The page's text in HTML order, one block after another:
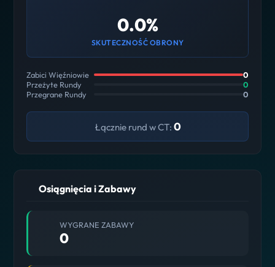
0.0%
SKUTECZNOŚĆ OBRONY
Zabici Więźniowie
0
Przeżyte Rundy
0
Przegrane Rundy
0
Łącznie rund w CT: 0
Osiągnięcia i Zabawy
WYGRANE ZABAWY
0